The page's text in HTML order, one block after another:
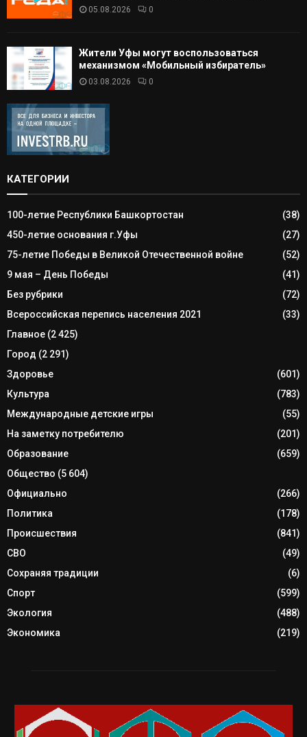
05.08.2026 0
Жители Уфы могут воспользоваться
механизмом «Мобильный избиратель»
03.08.2026 0
КАТЕГОРИИ
100-летие Республики Башкортостан
(38)
450-летие основания г.Уфы
(27)
75-летие Победы в Великой Отечественной войне
(52)
9 мая – День Победы
(41)
Без рубрики
(72)
Всероссийская перепись населения 2021
(33)
Главное (2 425)
Город (2 291)
Здоровье
(601)
Культура
(783)
Международные детские игры
(55)
На заметку потребителю
(201)
Образование
(659)
Общество (5 604)
Официально
(266)
Политика
(178)
Происшествия
(841)
СВО
(49)
Сохраняя традиции
(6)
Спорт
(599)
Экология
(488)
Экономика
(219)